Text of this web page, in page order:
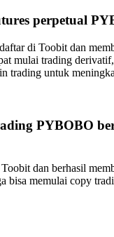
perpetual
di Toobit dan
mulai trading
trading untuk
PYBOBO
dan berhasil
bisa memulai copy